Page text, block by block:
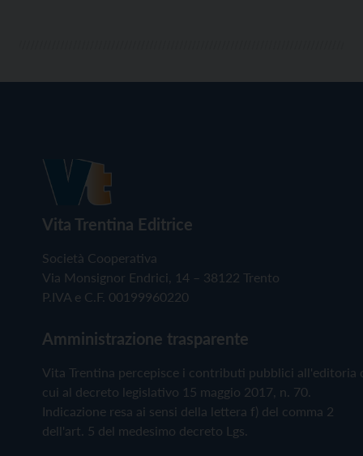
Vita Trentina Editrice
Società Cooperativa
Via Monsignor Endrici, 14 – 38122 Trento
P.IVA e C.F. 00199960220
Amministrazione trasparente
Vita Trentina percepisce i contributi pubblici all'editoria
cui al decreto legislativo 15 maggio 2017, n. 70.
Indicazione resa ai sensi della lettera f) del comma 2
dell'art. 5 del medesimo decreto Lgs.